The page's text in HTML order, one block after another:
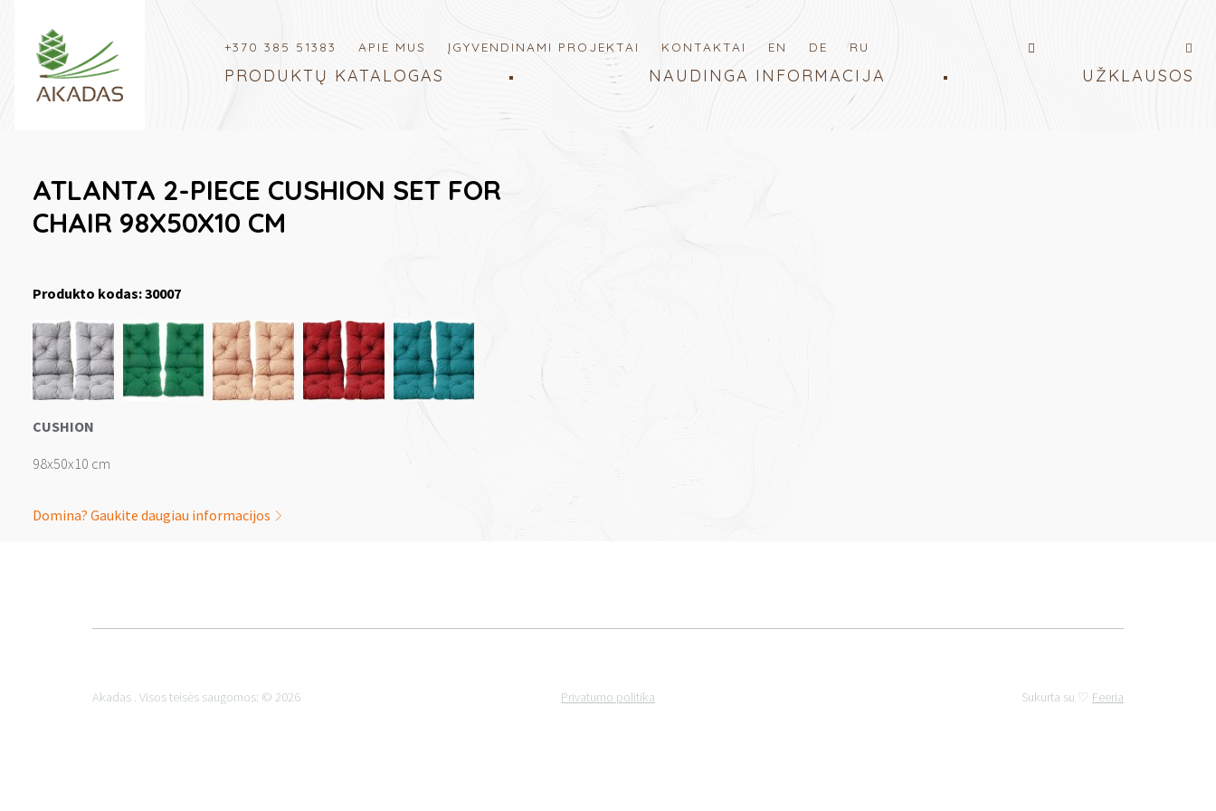
+370 385 51383 APIE MUS ĮGYVENDINAMI PROJEKTAI KONTAKTAI EN DE RU
PRODUKTŲ KATALOGAS NAUDINGA INFORMACIJA UŽKLAUSOS
ATLANTA 2-PIECE CUSHION SET FOR
CHAIR 98X50X10 CM
Produkto kodas: 30007
CUSHION
98x50x10 cm
Domina? Gaukite daugiau informacijos
Akadas . Visos teisės saugomos: © 2026 Privatumo politika Sukurta su ♡ Feeria